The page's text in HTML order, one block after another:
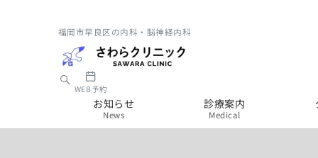
福岡市早良区の内科・脳神経内科
WEB予約
お知らせ
News
診療案内
Medical